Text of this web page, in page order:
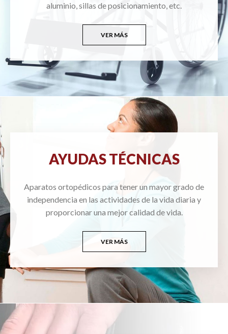
aluminio, sillas de posicionamiento, etc.
VER MÁS
AYUDAS TÉCNICAS
Aparatos ortopédicos para tener un mayor grado de
independencia en las actividades de la vida diaria y
proporcionar una mejor calidad de vida.
VER MÁS